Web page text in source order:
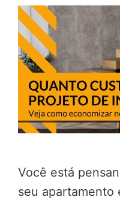
Você está
seu apartamento